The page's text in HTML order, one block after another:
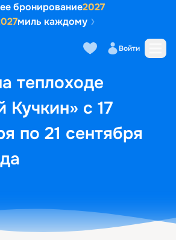
бронирование2027
миль каждому
Войти
теплоходе
Кучкин» с 17
по 21 сентября
Выбор кают Маршрут и